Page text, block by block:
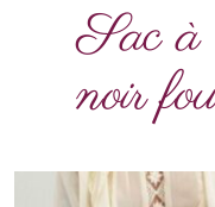
Sac à
noir